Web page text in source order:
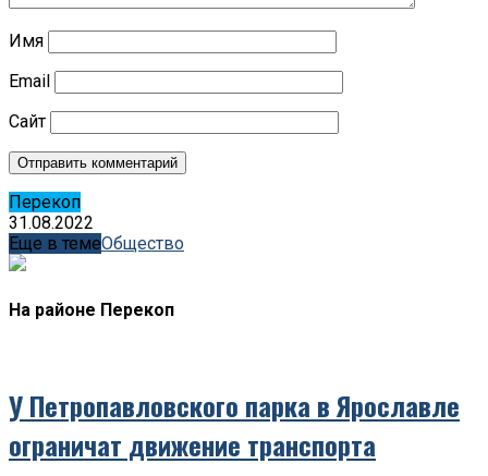
Имя
Email
Сайт
Перекоп
31.08.2022
Еще в темеОбществo
На районе Перекоп
У Петропавловского парка в Ярославле
ограничат движение транспорта